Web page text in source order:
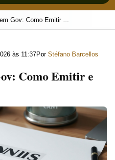
Gov: Como Emitir ...
às 11:37Por Stéfano Barcellos
Como Emitir e